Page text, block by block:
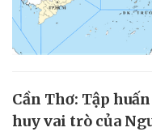
Cần Thơ: Tập
huy vai trò của